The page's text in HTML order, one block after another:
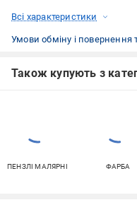
Всі характеристики
Умови обміну і повернення
Також купують з
ПЕНЗЛІ МАЛЯРНІ ФАРБА